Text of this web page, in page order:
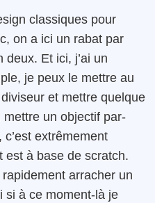
classiques pour
on a ici un rabat par
Et ici, j’ai un
je peux le mettre au
et mettre quelque
un objectif par-
extrêmement
est à base de scratch.
arracher un
si à ce moment-là je